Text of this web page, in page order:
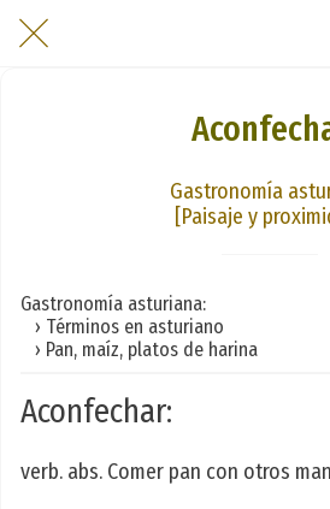
Gastronomía
[Paisaje y
Gastronomía asturiana:
› Términos en asturiano
› Pan, maíz, platos de harina
Aconfechar:
verb. abs. Comer pan con otros